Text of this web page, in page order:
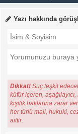
Yazı hakkında
Dikkat! Suç teşkil
küfür içeren,
kişilik haklarına zarar
her türlü mali, hukuki,
aittir.